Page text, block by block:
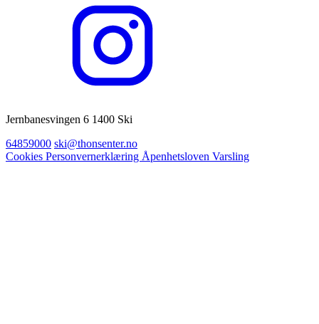
Jernbanesvingen 6 1400 Ski
64859000 ski@thonsenter.no
Cookies Personvernerklæring Åpenhetsloven Varsling